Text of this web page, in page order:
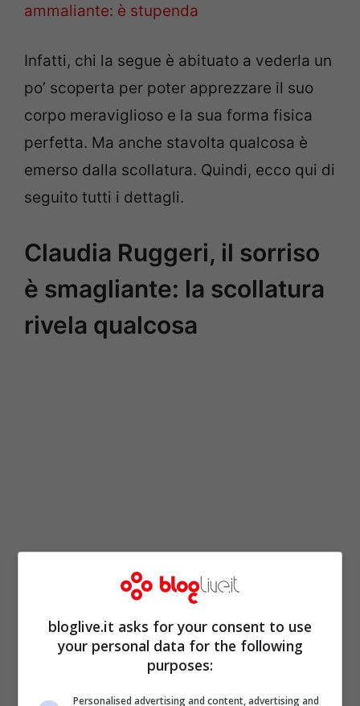
ammaliante: è stupenda
Infatti, chi la segue è abituato a vederla un
po’ scoperta per poter apprezzare il suo
corpo meraviglioso e la sua forma fisica
perfetta. Ma anche stavolta qualcosa è
emerso dalla scollatura. Quindi, ecco qui di
seguito tutti i dettagli.
Claudia Ruggeri, il sorriso
è smagliante: la scollatura
rivela qualcosa
bloglive.it asks for your consent to use
your personal data for the following
purposes:
Personalised advertising and content, advertising and